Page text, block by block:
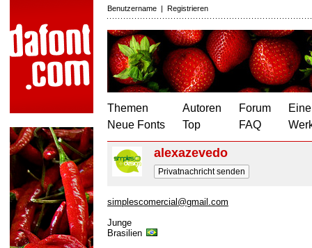
Benutzername | Registrieren
Themen
Neue Fonts
Autoren
Top
Forum
FAQ
alexazevedo
Privatnachricht senden
simplescomercial@gmail.com
Junge
Brasilien